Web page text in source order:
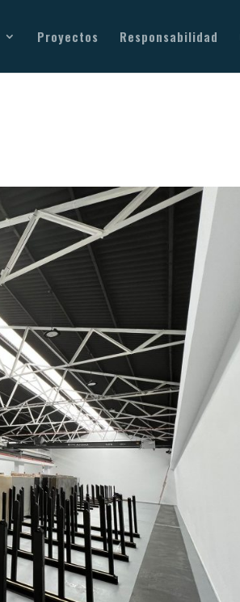
Proyectos Responsabilidad